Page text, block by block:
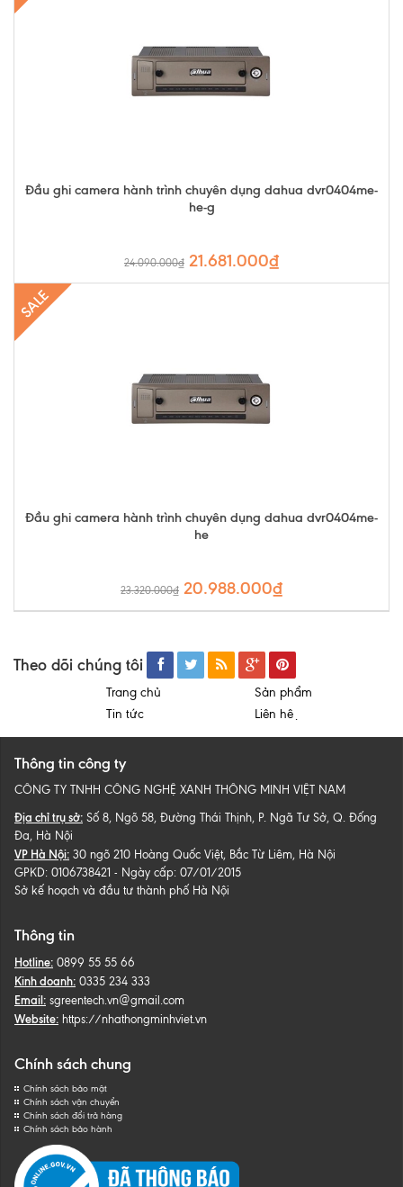
Đầu ghi camera hành trình chuyên dụng dahua dvr0404me-
he-g
24.090.000₫ 21.681.000₫
SALE
Đầu ghi camera hành trình chuyên dụng dahua dvr0404me-
he
23.320.000₫ 20.988.000₫
Theo dõi chúng tôi
Trang chủ
Sản phẩm
Tin tức
Liên hệ
Thông tin công ty
CÔNG TY TNHH CÔNG NGHỆ XANH THÔNG MINH VIỆT NAM
Địa chỉ trụ sở: Số 8, Ngõ 58, Đường Thái Thịnh, P. Ngã Tư Sở, Q. Đống
Đa, Hà Nội
VP Hà Nội: 30 ngõ 210 Hoàng Quốc Việt, Bắc Từ Liêm, Hà Nội
GPKD: 0106738421 - Ngày cấp: 07/01/2015
Sở kế hoạch và đầu tư thành phố Hà Nội
Thông tin
Hotline: 0899 55 55 66
Kinh doanh: 0335 234 333
Email: sgreentech.vn@gmail.com
Website: https://nhathongminhviet.vn
Chính sách chung
Chính sách bảo mật
Chính sách vận chuyển
Chính sách đổi trả hàng
Chính sách bảo hành